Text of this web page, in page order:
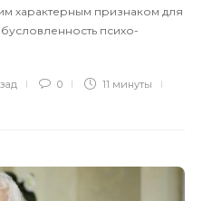
характерным признаком для
психо-
0 11 минуты